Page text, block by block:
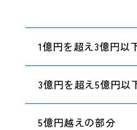
1億円を超え3億円以
3億円を超え5億円以
5億円越えの部分